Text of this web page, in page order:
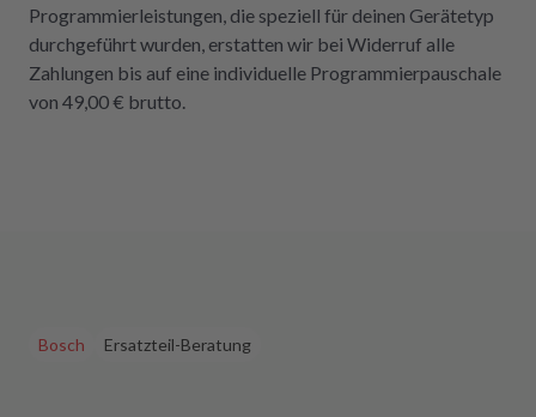
Programmierleistungen, die speziell für deinen Gerätetyp
durchgeführt wurden, erstatten wir bei Widerruf alle
Zahlungen bis auf eine individuelle Programmierpauschale
von 49,00 € brutto.
Bosch Ersatzteil-Beratung